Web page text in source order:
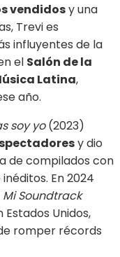
vendidosy una
Trevi es
influyentes de la
el Salón de la
Latina,
año.
soy yo(2023)
y dio
de compilados con
En 2024
Mi Soundtrack
Unidos,
romper récords